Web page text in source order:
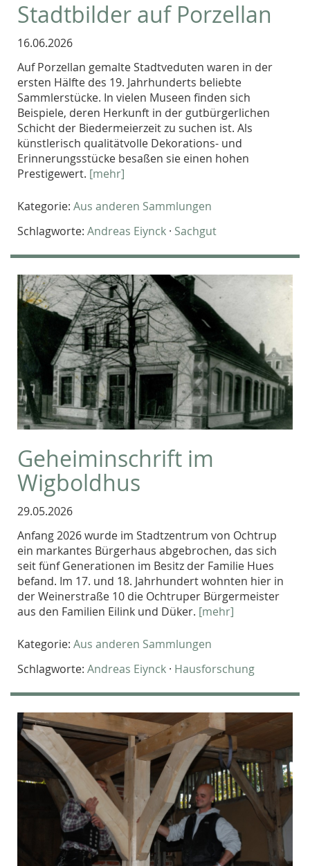
Stadtbilder auf Porzellan
16.06.2026
Auf Porzellan gemalte Stadtveduten waren in der
ersten Hälfte des 19. Jahrhunderts beliebte
Sammlerstücke. In vielen Museen finden sich
Beispiele, deren Herkunft in der gutbürgerlichen
Schicht der Biedermeierzeit zu suchen ist. Als
künstlerisch qualitätvolle Dekorations- und
Erinnerungsstücke besaßen sie einen hohen
Prestigewert. [mehr]
Kategorie: Aus anderen Sammlungen
Schlagworte: Andreas Eiynck · Sachgut
Geheiminschrift im
Wigboldhus
29.05.2026
Anfang 2026 wurde im Stadtzentrum von Ochtrup
ein markantes Bürgerhaus abgebrochen, das sich
seit fünf Generationen im Besitz der Familie Hues
befand. Im 17. und 18. Jahrhundert wohnten hier in
der Weinerstraße 10 die Ochtruper Bürgermeister
aus den Familien Eilink und Düker. [mehr]
Kategorie: Aus anderen Sammlungen
Schlagworte: Andreas Eiynck · Hausforschung